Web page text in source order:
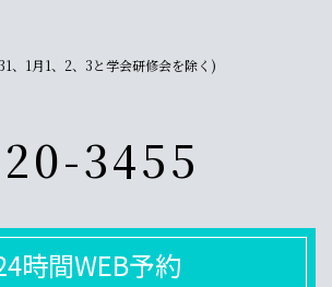
、1月1、2、3と学会研修会を除く)
3455
時間WEB予約